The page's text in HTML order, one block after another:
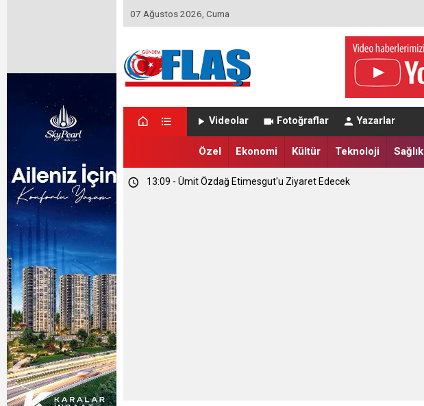
07 Ağustos 2026, Cuma
Videolar Fotoğraflar Yazarlar
Özel Ekonomi Kültür Teknoloji Sağlık
23:46 - Memet Yula'dan Etimesgut Değerlendirmesi
13:09 - Ümit Özdağ Etimesgut'u Ziyaret Edecek